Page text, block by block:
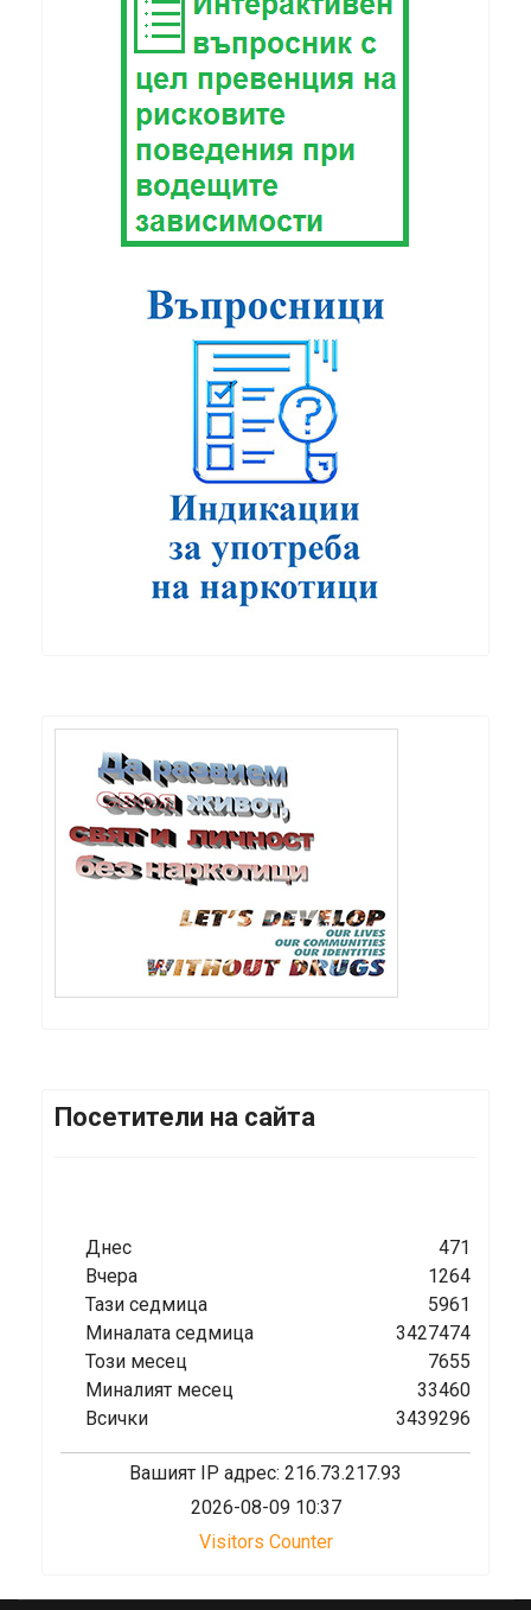
Посетители на сайта
Днес
Вчера
Тази седмица
Миналата седмица
Този месец
Миналият месец
Всички
471
1264
5961
3427474
7655
33460
3439296
Вашият IP адрес: 216.73.217.93
2026-08-09 10:37
Visitors Counter